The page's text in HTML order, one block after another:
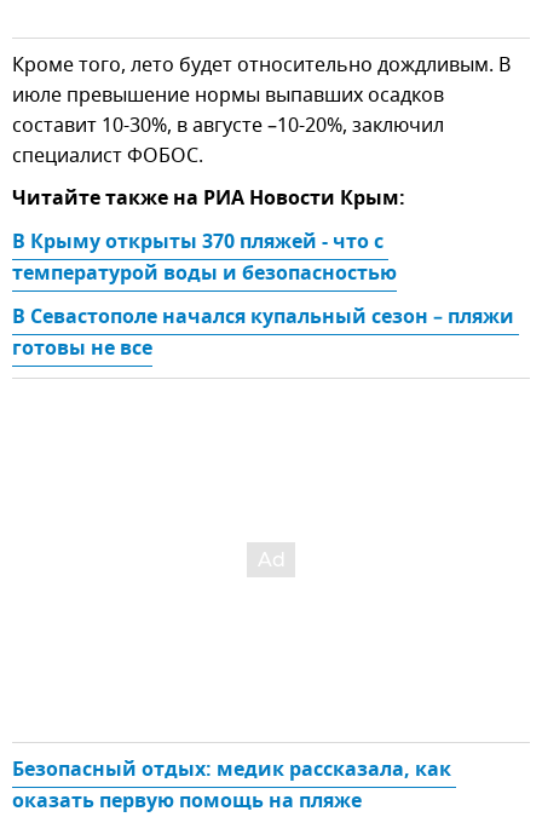
Кроме того, лето будет относительно дождливым. В
июле превышение нормы выпавших осадков
составит 10-30%, в августе –10-20%, заключил
специалист ФОБОС.
Читайте также на РИА Новости Крым:
В Крыму открыты 370 пляжей - что с
температурой воды и безопасностью
В Севастополе начался купальный сезон – пляжи
готовы не все
Безопасный отдых: медик рассказала, как
оказать первую помощь на пляже